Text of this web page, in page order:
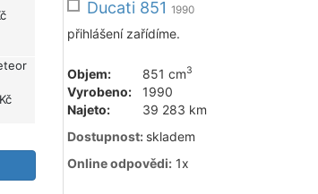
Ducati 851 1990
přihlášení zařídíme.
Objem: 851 cm3
Vyrobeno:
1990
Najeto:
39 283 km
Dostupnost: skladem
Online odpovědi: 1x